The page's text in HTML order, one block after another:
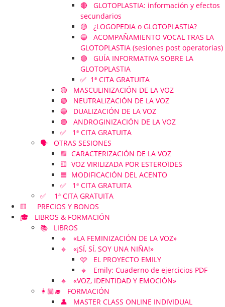
🔴 GLOTOPLASTIA: información y efectos
secundarios
🟡 ¿LOGOPEDIA o GLOTOPLASTIA?
🔵 ACOMPAÑAMIENTO VOCAL TRAS LA
GLOTOPLASTIA (sesiones post operatorias)
🟣 GUÍA INFORMATIVA SOBRE LA
GLOTOPLASTIA
✅ 1ª CITA GRATUITA
🟡 MASCULINIZACIÓN DE LA VOZ
🟢 NEUTRALIZACIÓN DE LA VOZ
🔵 DUALIZACIÓN DE LA VOZ
🟣 ANDROGINIZACIÓN DE LA VOZ
✅ 1ª CITA GRATUITA
🗣️ OTRAS SESIONES
🟪 CARACTERIZACIÓN DE LA VOZ
🟨 VOZ VIRILIZADA POR ESTEROÏDES
🟦 MODIFICACIÓN DEL ACENTO
✅ 1ª CITA GRATUITA
✅ 1ª CITA GRATUITA
🟨 PRECIOS Y BONOS
🎓 LIBROS & FORMACIÓN
📚 LIBROS
🔹 «LA FEMINIZACIÓN DE LA VOZ»
🔹 «¡SÍ, SÍ, SOY UNA NIÑA!»
🩷 EL PROYECTO EMILY
🔸 Emily: Cuaderno de ejercicios PDF
🔹 «VOZ, IDENTIDAD Y EMOCIÓN»
👩🏼‍🎓 FORMACIÓN
👤 MASTER CLASS ONLINE INDIVIDUAL